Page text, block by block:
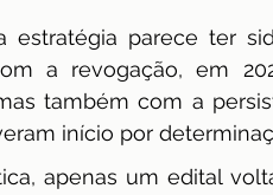
estratégia parece ter
a revogação, em
também com a
início por
apenas um edital